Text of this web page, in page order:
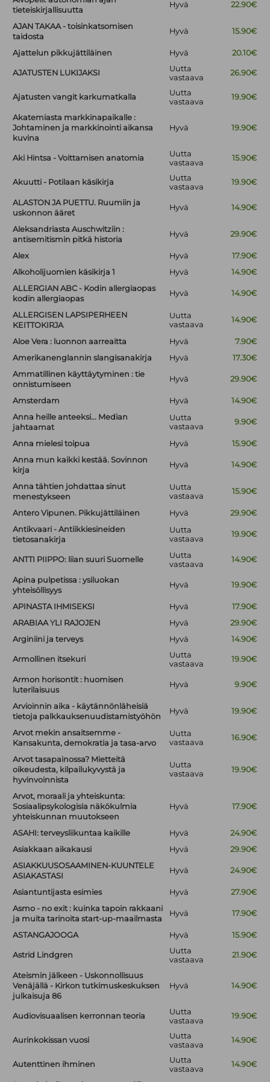
tieteiskirjallisuutta
Hyvä 22.90€
AJAN TAKAA - toisinkatsomisen
taidosta
Hyvä 15.90€
Ajattelun pikkujättiläinen Hyvä 20.10€
AJATUSTEN LUKIJAKSI
Uutta
vastaava
26.90€
Ajatusten vangit karkumatkalla
Uutta
vastaava
19.90€
Akatemiasta markkinapaikalle :
Johtaminen ja markkinointi aikansa
kuvina
Hyvä 19.90€
Aki Hintsa - Voittamisen anatomia
Uutta
vastaava
15.90€
Akuutti - Potilaan käsikirja
Uutta
vastaava
19.90€
ALASTON JA PUETTU. Ruumiin ja
uskonnon ääret
Hyvä 14.90€
Aleksandriasta Auschwitziin :
antisemitismin pitkä historia
Hyvä 29.90€
Alex Hyvä
17.90€
Alkoholijuomien käsikirja 1
Hyvä
14.90€
ALLERGIAN ABC - Kodin allergiaopas
kodin allergiaopas
Hyvä 14.90€
ALLERGISEN LAPSIPERHEEN
KEITTOKIRJA
Uutta
vastaava
14.90€
Aloe Vera : luonnon aarreaitta Hyvä
7.90€
Amerikanenglannin slangisanakirja
Hyvä
17.30€
Ammatillinen käyttäytyminen : tie
onnistumiseen
Hyvä 29.90€
Amsterdam Hyvä
14.90€
Anna heille anteeksi... Median
jahtaamat
Uutta
vastaava
9.90€
Anna mielesi toipua Hyvä
15.90€
Anna mun kaikki kestää. Sovinnon
kirja
Hyvä 14.90€
Anna tähtien johdattaa sinut
menestykseen
Uutta
vastaava
15.90€
Antero Vipunen. Pikkujättiläinen Hyvä
29.90€
Antikvaari - Antiikkiesineiden
tietosanakirja
Uutta
vastaava
19.90€
ANTTI PIIPPO: liian suuri Suomelle
Uutta
vastaava
14.90€
Apina pulpetissa : ysiluokan
yhteisöllisyys
Hyvä 19.90€
APINASTA IHMISEKSI Hyvä
17.90€
ARABIAA YLI RAJOJEN
Hyvä
29.90€
Arginiini ja terveys
Hyvä 14.90€
Armollinen itsekuri
Uutta
vastaava
19.90€
Armon horisontit : huomisen
luterilaisuus
Hyvä 9.90€
Arvioinnin aika - käytännönläheisiä
tietoja palkkauksenuudistamistyöhön
Hyvä 19.90€
Arvot mekin ansaitsemme -
Kansakunta, demokratia ja tasa-arvo
Uutta
vastaava
16.90€
Arvot tasapainossa? Mietteitä
oikeudesta, kilpailukyvystä ja
hyvinvoinnista
Uutta
vastaava
19.90€
Arvot, moraali ja yhteiskunta:
Sosiaalipsykologisia näkökulmia
yhteiskunnan muutokseen
Hyvä 17.90€
ASAHI: terveysliikuntaa kaikille Hyvä
24.90€
Asiakkaan aikakausi
Hyvä
29.90€
ASIAKKUUSOSAAMINEN-KUUNTELE
ASIAKASTASI
Hyvä 24.90€
Asiantuntijasta esimies Hyvä
27.90€
Asmo - no exit : kuinka tapoin rakkaani
ja muita tarinoita start-up-maailmasta
Hyvä 17.90€
ASTANGAJOOGA Hyvä 15.90€
Astrid Lindgren
Uutta
vastaava
21.90€
Ateismin jälkeen - Uskonnollisuus
Venäjällä - Kirkon tutkimuskeskuksen
julkaisuja 86
Hyvä 14.90€
Audiovisuaalisen kerronnan teoria
Uutta
vastaava
19.90€
Aurinkokissan vuosi
Uutta
vastaava
14.90€
Autenttinen ihminen
Uutta
vastaava
14.90€